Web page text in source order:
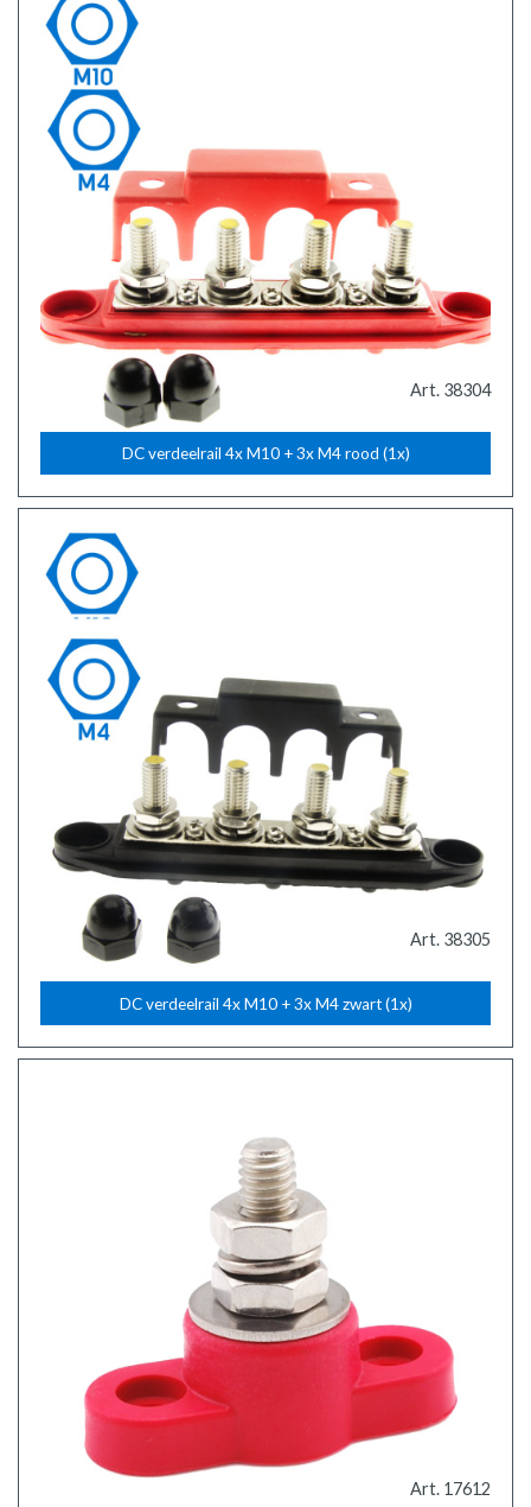
Art. 38304
DC verdeelrail 4x M10 + 3x M4 rood (1x)
Art. 38305
DC verdeelrail 4x M10 + 3x M4 zwart (1x)
Art. 17612